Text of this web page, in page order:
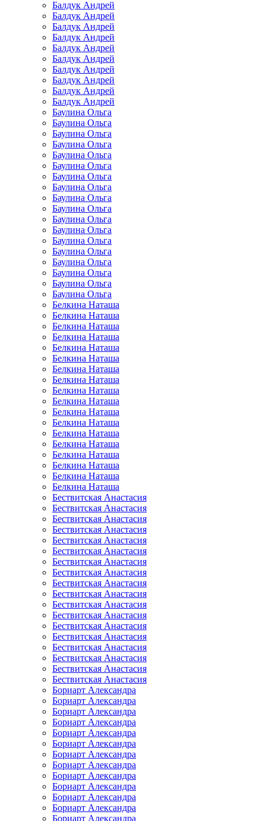
Балдук Андрей
Балдук Андрей
Балдук Андрей
Балдук Андрей
Балдук Андрей
Балдук Андрей
Балдук Андрей
Балдук Андрей
Балдук Андрей
Балдук Андрей
Баулина Ольга
Баулина Ольга
Баулина Ольга
Баулина Ольга
Баулина Ольга
Баулина Ольга
Баулина Ольга
Баулина Ольга
Баулина Ольга
Баулина Ольга
Баулина Ольга
Баулина Ольга
Баулина Ольга
Баулина Ольга
Баулина Ольга
Баулина Ольга
Баулина Ольга
Баулина Ольга
Белкина Наташа
Белкина Наташа
Белкина Наташа
Белкина Наташа
Белкина Наташа
Белкина Наташа
Белкина Наташа
Белкина Наташа
Белкина Наташа
Белкина Наташа
Белкина Наташа
Белкина Наташа
Белкина Наташа
Белкина Наташа
Белкина Наташа
Белкина Наташа
Белкина Наташа
Белкина Наташа
Бествитская Анастасия
Бествитская Анастасия
Бествитская Анастасия
Бествитская Анастасия
Бествитская Анастасия
Бествитская Анастасия
Бествитская Анастасия
Бествитская Анастасия
Бествитская Анастасия
Бествитская Анастасия
Бествитская Анастасия
Бествитская Анастасия
Бествитская Анастасия
Бествитская Анастасия
Бествитская Анастасия
Бествитская Анастасия
Бествитская Анастасия
Бествитская Анастасия
Бориарт Александра
Бориарт Александра
Бориарт Александра
Бориарт Александра
Бориарт Александра
Бориарт Александра
Бориарт Александра
Бориарт Александра
Бориарт Александра
Бориарт Александра
Бориарт Александра
Бориарт Александра
Бориарт Александра